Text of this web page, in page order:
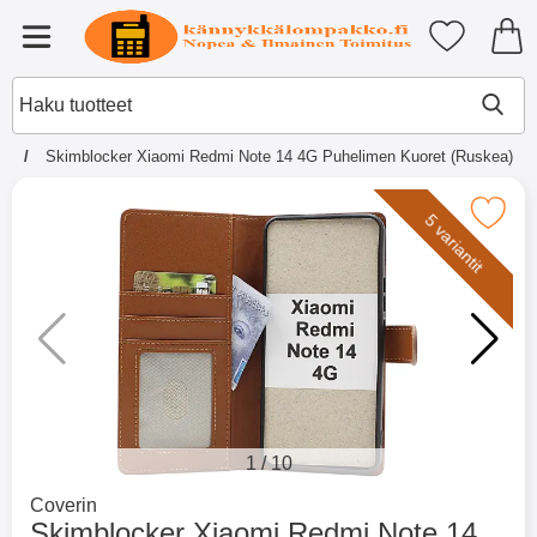
Valikko Ostoskori laajennettu TibroSuosikkini
Skimblocker Xiaomi Redmi Note 14 4G Puhelimen Kuoret (Ruskea)
Muutkin ostivat
2 variantit
Merkitse blow productListContainerMerkitse blow
Merkitse skimblocker Xiaomi Redmi Note 14 4G
5 variantit
1 /10
Mene tuotemerkkisivulle
Coverin